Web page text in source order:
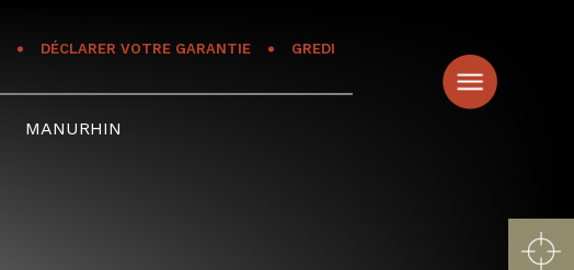
DÉCLARER VOTRE GARANTIE GREDI
MANURHIN